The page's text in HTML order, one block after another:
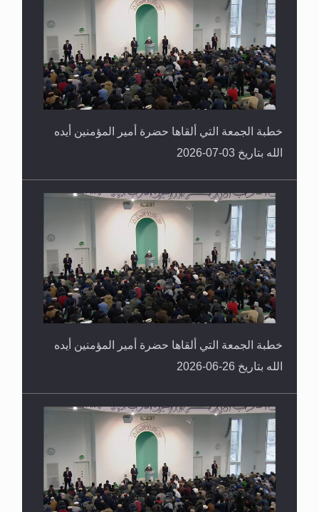
خطبة الجمعة التي ألقاها حضرة أمير المؤمنين أيده
الله بتاريخ 03-07-2026
خطبة الجمعة التي ألقاها حضرة أمير المؤمنين أيده
الله بتاريخ 26-06-2026